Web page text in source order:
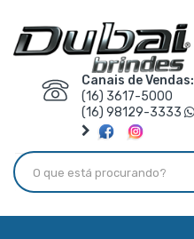
Canais de Vendas:
(16) 3617-5000
(16) 98129-3333